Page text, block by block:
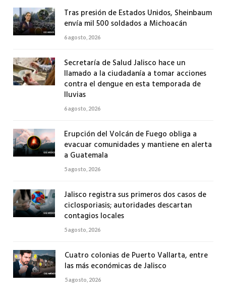
Tras presión de Estados Unidos, Sheinbaum
envía mil 500 soldados a Michoacán
6 agosto, 2026
Secretaría de Salud Jalisco hace un
llamado a la ciudadanía a tomar acciones
contra el dengue en esta temporada de
lluvias
6 agosto, 2026
Erupción del Volcán de Fuego obliga a
evacuar comunidades y mantiene en alerta
a Guatemala
5 agosto, 2026
Jalisco registra sus primeros dos casos de
ciclosporiasis; autoridades descartan
contagios locales
5 agosto, 2026
Cuatro colonias de Puerto Vallarta, entre
las más económicas de Jalisco
5 agosto, 2026